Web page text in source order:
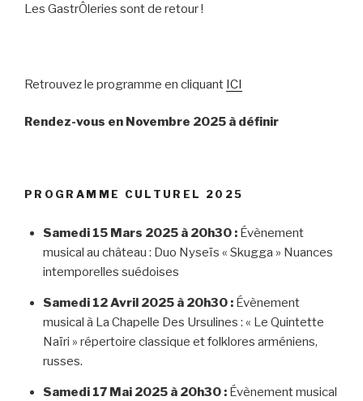
Les GastrÔleries sont de retour !
Retrouvez le programme en cliquant ICI
Rendez-vous en Novembre 2025 à définir
PROGRAMME CULTUREL 2025
Samedi 15 Mars 2025 à 20h30 :Évènement
musical au château : Duo Nyseïs « Skugga » Nuances
intemporelles suédoises
Samedi 12 Avril 2025 à 20h30 :Évènement
musical à La Chapelle Des Ursulines : « Le Quintette
Naïri » répertoire classique et folklores arméniens,
russes.
Samedi 17 Mai 2025 à 20h30 : Évènement musical